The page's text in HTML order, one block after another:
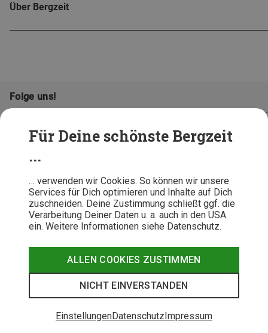
Für Deine schönste Bergzeit
...
… verwenden wir Cookies. So können wir unsere
Services für Dich optimieren und Inhalte auf Dich
zuschneiden. Deine Zustimmung schließt ggf. die
Verarbeitung Deiner Daten u. a. auch in den USA
ein. Weitere Informationen siehe Datenschutz.
ALLEN COOKIES ZUSTIMMEN
NICHT EINVERSTANDEN
EinstellungenDatenschutzImpressum
Über Bergzeit
Folge uns!
© 2026 Bergzeit GmbH © Bergsport, Outdoor & Trekking Shop